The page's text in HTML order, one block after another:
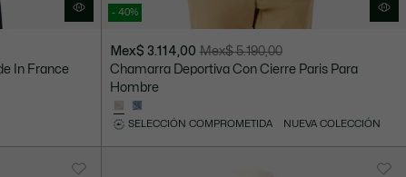
In France
- 40%
Mex$ 3.114,00
Precio
descuento:
Mex$
3.114,00
Mex$ 5.190,00
Precio
del
descuento:
Mex$
Chamarra Deportiva Con Cierre Paris Para
Hombre
SELECCIÓN COMPROMETIDA NUEVA COLECCIÓN